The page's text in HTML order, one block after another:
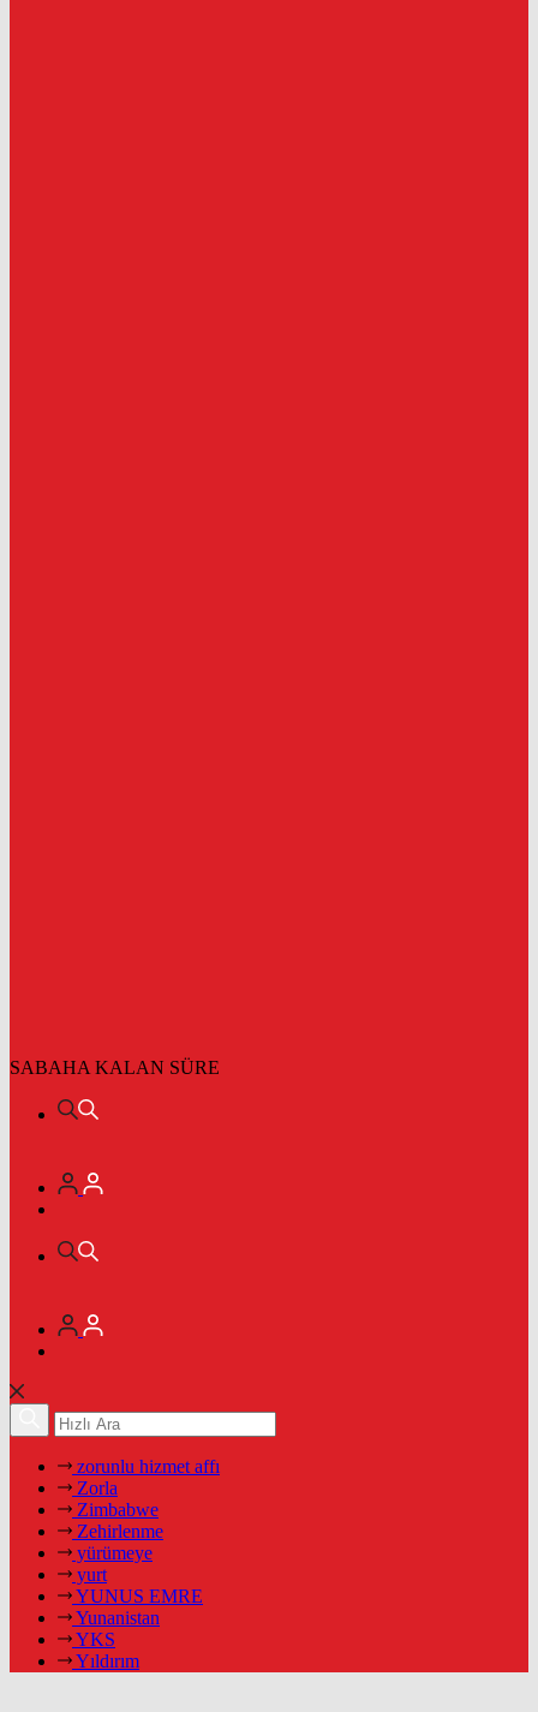
SABAHA KALAN SÜRE
zorunlu hizmet affı
Zorla
Zimbabwe
Zehirlenme
yürümeye
yurt
YUNUS EMRE
Yunanistan
YKS
Yıldırım